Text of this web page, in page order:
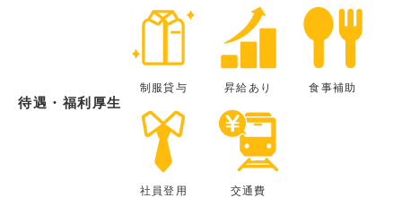
待遇・福利厚生
制服貸与 昇給あり 食事補助
社員登用 交通費